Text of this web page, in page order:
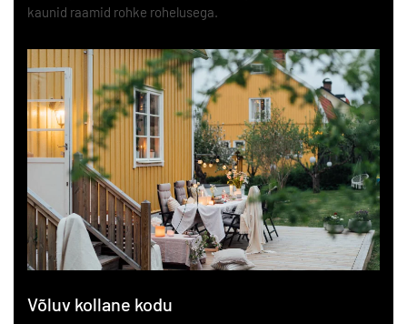
kaunid raamid rohke rohelusega.
Võluv kollane kodu